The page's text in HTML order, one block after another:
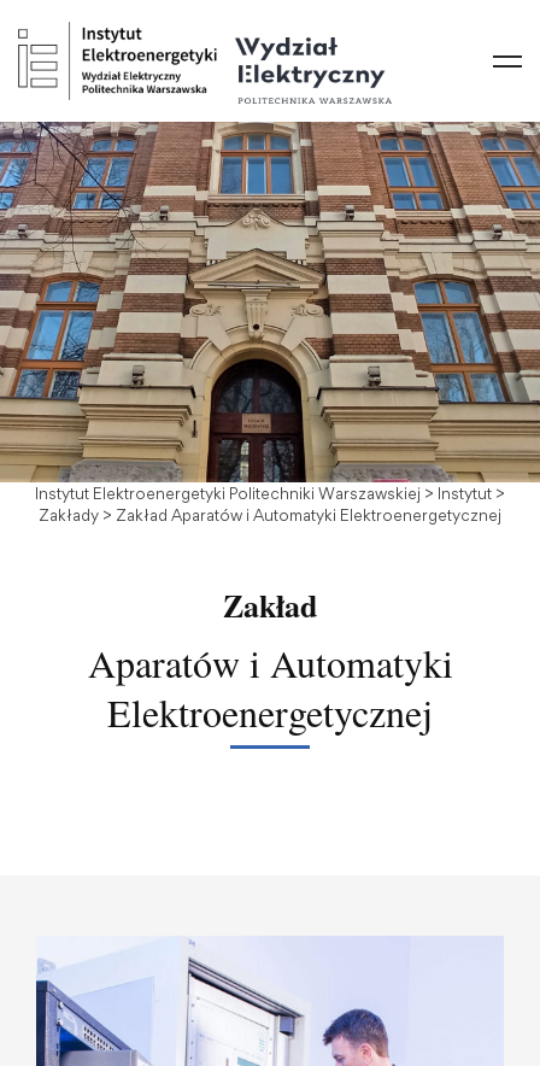
Instytut Elektroenergetyki Politechniki Warszawskiej > Instytut >
Zakłady > Zakład Aparatów i Automatyki Elektroenergetycznej
Zakład
Aparatów i Automatyki
Elektroenergetycznej